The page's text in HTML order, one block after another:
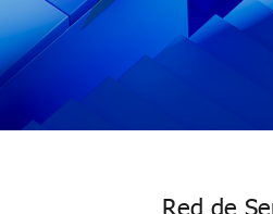
Red de